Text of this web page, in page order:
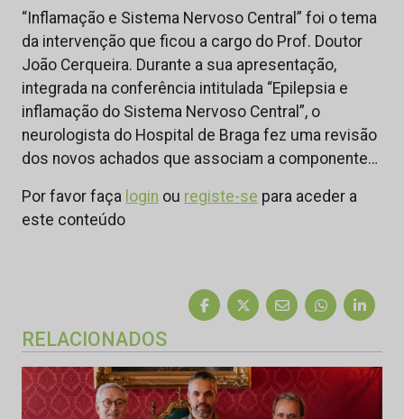
“Inflamação e Sistema Nervoso Central” foi o tema
da intervenção que ficou a cargo do Prof. Doutor
João Cerqueira. Durante a sua apresentação,
integrada na conferência intitulada “Epilepsia e
inflamação do Sistema Nervoso Central”, o
neurologista do Hospital de Braga fez uma revisão
dos novos achados que associam a componente…
Por favor faça login ou registe-se para aceder a
este conteúdo
RELACIONADOS